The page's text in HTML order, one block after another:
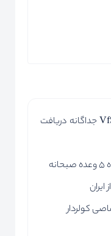
خدمات ویزا (هزینه ی ویزا و VfS جداگانه دریافت
کولردار